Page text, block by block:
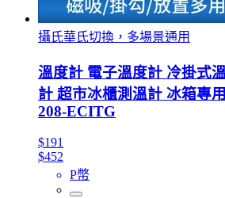
攝氏華氏切換，多場景通用
溫度計 電子溫度計 冷掛式
計 超市冰櫃測溫計 冰箱專
208-ECITG
$191
$452
P幣